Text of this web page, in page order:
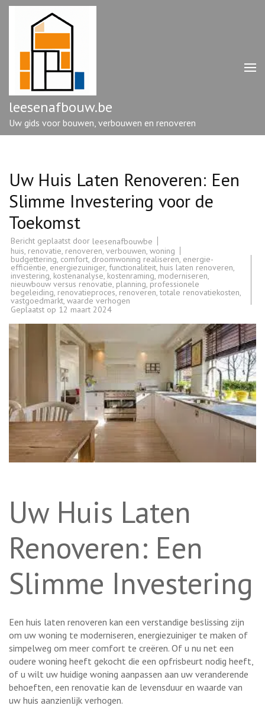
Ga
enter)
leesenafbouw.be
Uw gids voor bouwen, verbouwen en renoveren
Uw Huis Laten Renoveren: Een
Slimme Investering voor de
Toekomst
Bericht geplaatst door leesenafbouwbe
huis, renovatie, renoveren, verbouwen, woning
budgettering, comfort, droomwoning realiseren, energie-
efficiëntie, energiezuiniger, functionaliteit, huis laten renoveren,
investering, kostenanalyse, kostenraming, moderniseren,
nieuwbouw versus renovatie, planning, professionele
begeleiding, renovatieproces, renoveren,totale renovatiekosten,
vastgoedmarkt, waarde verhogen
Geplaatst op 12 maart 2024
Uw Huis Laten
Renoveren: Een
Slimme Investering
Een huis laten renoveren kan een verstandige beslissing zijn
om uw woning te moderniseren, energiezuiniger te maken of
simpelweg om meer comfort te creëren. Of u nu net een
oudere woning heeft gekocht die een opfrisbeurt nodig heeft,
of u wilt uw huidige woning aanpassen aan uw veranderende
behoeften, een renovatie kan de levensduur en waarde van
uw huis aanzienlijk verhogen.